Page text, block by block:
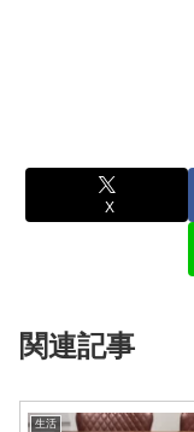
X
関連記事
生活